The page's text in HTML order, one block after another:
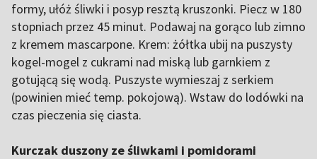
formy, ułóż śliwki i posyp resztą kruszonki. Piecz w 180
stopniach przez 45 minut. Podawaj na gorąco lub zimno
z kremem mascarpone. Krem: żółtka ubij na puszysty
kogel-mogel z cukrami nad miską lub garnkiem z
gotującą się wodą. Puszyste wymieszaj z serkiem
(powinien mieć temp. pokojową). Wstaw do lodówki na
czas pieczenia się ciasta.
Kurczak duszony ze śliwkami i pomidorami